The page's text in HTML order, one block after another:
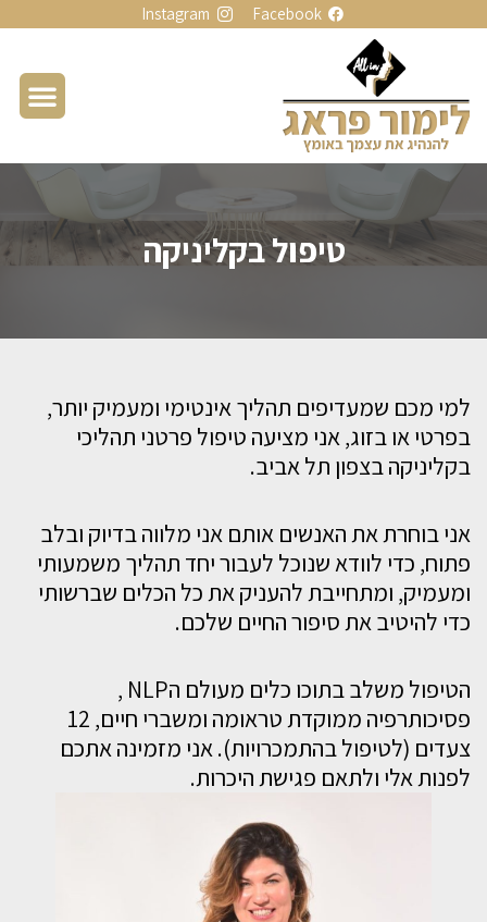
Facebook
Instagram
טיפול בקליניקה
למי מכם שמעדיפים תהליך אינטימי ומעמיק יותר,
בפרטי או בזוג, אני מציעה טיפול פרטני תהליכי
בקליניקה בצפון תל אביב.
אני בוחרת את האנשים אותם אני מלווה בדיוק ובלב
פתוח, כדי לוודא שנוכל לעבור יחד תהליך משמעותי
ומעמיק, ומתחייבת להעניק את כל הכלים שברשותי
כדי להיטיב את סיפור החיים שלכם.
הטיפול משלב בתוכו כלים מעולם הNLP ,
פסיכותרפיה ממוקדת טראומה ומשברי חיים, 12
צעדים (לטיפול בהתמכרויות). אני מזמינה אתכם
לפנות אלי ולתאם פגישת היכרות.